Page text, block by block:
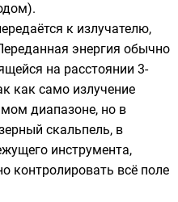
к излучателю,
энергия обычно
на расстоянии 3-
как само излучение
диапазоне, но в
скальпель, в
инструмента,
контролировать всё поле